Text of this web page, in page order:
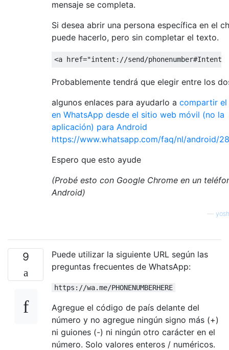
mensaje se completa.
Si desea abrir una persona específica en el
puede hacerlo, pero sin completar el texto.
<a href="intent://send/
Probablemente tendrá que elegir entre los
algunos enlaces para ayudarlo a compartir el
en WhatsApp desde el sitio web móvil (no la
aplicación) para Android
https://www.whatsapp.com/faq/nl/android/
Espero que esto ayude
(Probé esto con Google Chrome en un
Android)
9
Puede utilizar la siguiente URL según las
preguntas frecuentes de WhatsApp:
https://wa.me/PHONENUMBERHERE
Agregue el código de país delante del
número y no agregue ningún signo más (+)
ni guiones (-) ni ningún otro carácter en el
número. Solo valores enteros / numéricos.